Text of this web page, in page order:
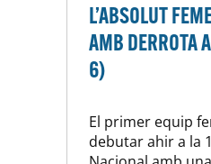
L’ABSOLUT
AMB DERROTA
6)
El primer equip
debutar ahir a la